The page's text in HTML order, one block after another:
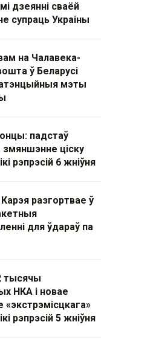
дзеянні сваёй
супраць Украіны
на Чалавека-
ў Беларусі
мэты
падстаў
змяншэнне ціску
рэпрэсій 6 жніўня
разгортвае ў
для ўдараў па
тысячы
НКА і новае
«экстрэмісцкага»
рэпрэсій 5 жніўня